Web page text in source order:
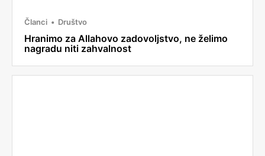
Članci Društvo
Hranimo za Allahovo zadovoljstvo, ne želimo
nagradu niti zahvalnost